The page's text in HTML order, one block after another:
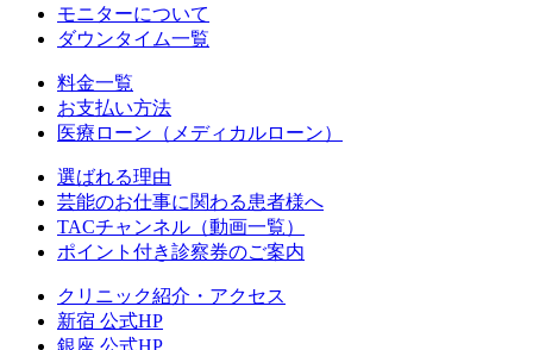
モニターについて
ダウンタイム一覧
料金一覧
お支払い方法
医療ローン（メディカルローン）
選ばれる理由
芸能のお仕事に関わる患者様へ
TACチャンネル（動画一覧）
ポイント付き診察券のご案内
クリニック紹介・アクセス
新宿 公式HP
銀座 公式HP